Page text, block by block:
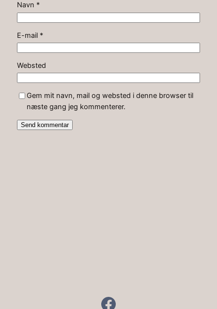
Navn *
E-mail *
Websted
Gem mit navn, mail og websted i denne browser til
næste gang jeg kommenterer.
Facebook